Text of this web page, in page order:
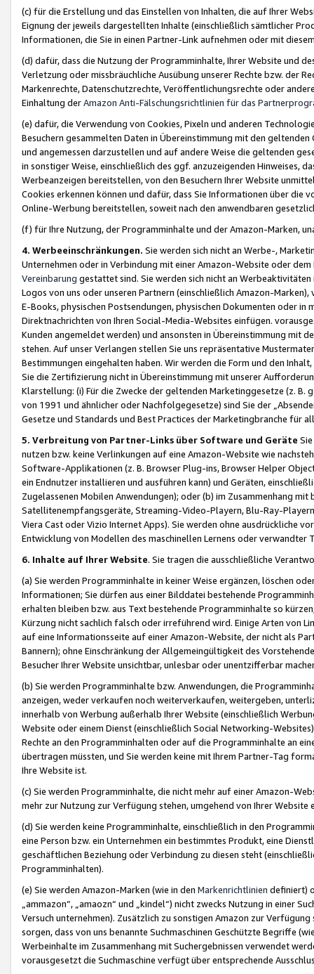
(c) für die Erstellung und das Einstellen von Inhalten, die auf Ihrer
Eignung der jeweils dargestellten Inhalte (einschließlich sämtlicher
Informationen, die Sie in einen Partner-Link aufnehmen oder mit
(d) dafür, dass die Nutzung der Programminhalte, Ihrer Website und
Verletzung oder missbräuchliche Ausübung unserer Rechte bzw. der
Markenrechte, Datenschutzrechte, Veröffentlichungsrechte oder
Einhaltung derAmazon Anti-Fälschungsrichtlinien für das
(e) dafür, die Verwendung von Cookies, Pixeln und anderen
Besuchern gesammelten Daten in Übereinstimmung mit den
und angemessen darzustellen und auf andere Weise die geltenden
in sonstiger Weise, einschließlich des ggf. anzuzeigenden Hinweises,
Werbeanzeigen bereitstellen, von den Besuchern Ihrer Website
Cookies erkennen können und dafür, dass Sie Informationen über die
Online-Werbung bereitstellen, soweit nach den anwendbaren
(f) für Ihre Nutzung, der Programminhalte und der Amazon-Marken,
4. Werbeeinschränkungen. Sie werden sich nicht an Werbe-,
Unternehmen oder in Verbindung mit einer Amazon-Website oder
Vereinbarung gestattet sind. Sie werden sich nicht an
Logos von uns oder unseren Partnern (einschließlich Amazon-
E-Books, physischen Postsendungen, physischen Dokumenten oder in
Direktnachrichten von Ihren Social-Media-Websites einfügen.
Kunden angemeldet werden) und ansonsten in Übereinstimmung mit
stehen. Auf unser Verlangen stellen Sie uns repräsentative
Bestimmungen eingehalten haben. Wir werden die Form und den
Sie die Zertifizierung nicht in Übereinstimmung mit unserer
Klarstellung: (i) Für die Zwecke der geltenden Marketinggesetze (z. B.
von 1991 und ähnlicher oder Nachfolgegesetze) sind Sie der
Gesetze und Standards und Best Practices der Marketingbranche für
5. Verbreitung von Partner-Links über Software und Geräte
nutzen bzw. keine Verlinkungen auf eine Amazon-Website wie
Software-Applikationen (z. B. Browser Plug-ins, Browser Helper
ein Endnutzer installieren und ausführen kann) und Geräten,
Zugelassenen Mobilen Anwendungen); oder (b) im Zusammenhang
Satellitenempfangsgeräte, Streaming-Video-Playern, Blu-Ray-
Viera Cast oder Vizio Internet Apps). Sie werden ohne ausdrückliche
Entwicklung von Modellen des maschinellen Lernens oder
6. Inhalte auf Ihrer Website. Sie tragen die ausschließliche
(a) Sie werden Programminhalte in keiner Weise ergänzen, löschen
Informationen; Sie dürfen aus einer Bilddatei bestehende
erhalten bleiben bzw. aus Text bestehende Programminhalte so
Kürzung nicht sachlich falsch oder irreführend wird. Einige Arten von
auf eine Informationsseite auf einer Amazon-Website, der nicht als
Bannern); ohne Einschränkung der Allgemeingültigkeit des
Besucher Ihrer Website unsichtbar, unlesbar oder unentzifferbar
(b) Sie werden Programminhalte bzw. Anwendungen, die
anzeigen, weder verkaufen noch weiterverkaufen, weitergeben,
innerhalb von Werbung außerhalb Ihrer Website (einschließlich
Website oder einem Dienst (einschließlich Social Networking-
Rechte an den Programminhalten oder auf die Programminhalte an
übertragen müssten, und Sie werden keine mit Ihrem Partner-Tag
Ihre Website ist.
(c) Sie werden Programminhalte, die nicht mehr auf einer Amazon-
mehr zur Nutzung zur Verfügung stehen, umgehend von Ihrer
(d) Sie werden keine Programminhalte, einschließlich in den
eine Person bzw. ein Unternehmen ein bestimmtes Produkt, eine
geschäftlichen Beziehung oder Verbindung zu diesen steht
Programminhalten).
(e) Sie werden Amazon-Marken (wie in den Markenrichtlinien definiert)
„ammazon“, „amaozn“ und „kindel“) nicht zwecks Nutzung in einer
Versuch unternehmen). Zusätzlich zu sonstigen Amazon zur
sorgen, dass von uns benannte Suchmaschinen Geschützte Begriffe
Werbeinhalte im Zusammenhang mit Suchergebnissen verwendet
vorausgesetzt die Suchmaschine verfügt über entsprechende